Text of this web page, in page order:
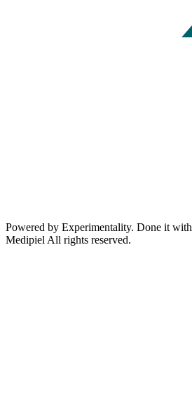
Powered by Experimentality. Done it with
Medipiel All rights reserved.